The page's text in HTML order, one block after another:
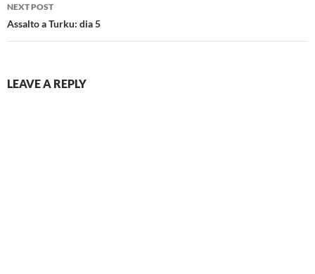
NEXT POST
Assalto a Turku: dia 5
LEAVE A REPLY